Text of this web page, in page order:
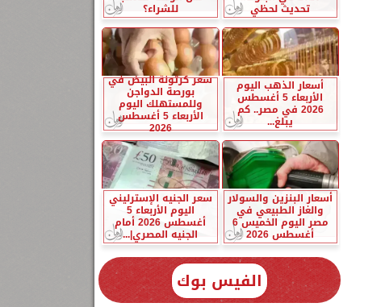
تحديث لحظي للشراء؟
أسعار الذهب اليوم
الأربعاء 5 أغسطس
2026 في مصر.. كم
يبلغ...
سعر كرتونة البيض في
بورصة الدواجن
وللمستهلك اليوم
الأربعاء 5 أغسطس
2026
أسعار البنزين والسولار
والغاز الطبيعي في
مصر اليوم الخميس 6
أغسطس 2026
سعر الجنيه الإسترليني
اليوم الأربعاء 5
أغسطس 2026 أمام
الجنيه المصري|...
الفيس بوك